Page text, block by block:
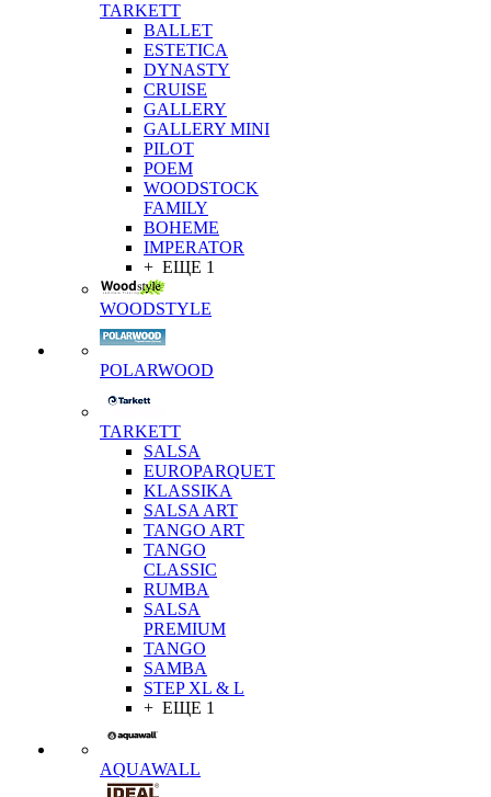
TARKETT
BALLET
ESTETICA
DYNASTY
CRUISE
GALLERY
GALLERY MINI
PILOT
POEM
WOODSTOCK
FAMILY
BOHEME
IMPERATOR
+ ЕЩЕ 1
WOODSTYLE
POLARWOOD
TARKETT
SALSA
EUROPARQUET
KLASSIKA
SALSA ART
TANGO ART
TANGO
CLASSIC
RUMBA
SALSA
PREMIUM
TANGO
SAMBA
STEP XL & L
+ ЕЩЕ 1
AQUAWALL